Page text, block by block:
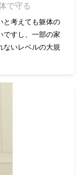
で守る
と考えても躯体の
ですし、一部の家
ないレベルの大規